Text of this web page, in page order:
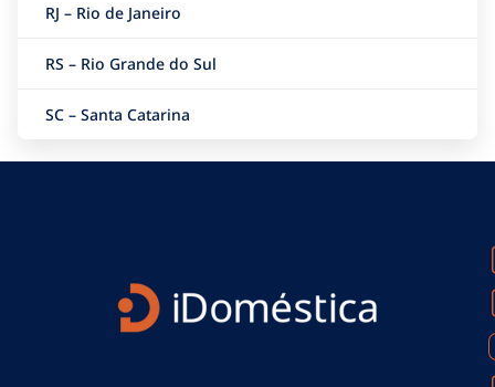
RJ – Rio de Janeiro
RS – Rio Grande do Sul
SC – Santa Catarina